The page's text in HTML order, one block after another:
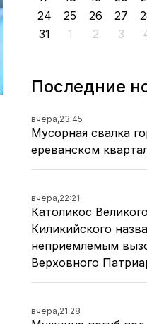
24
25 26 27
31
1 2 3
Последние
вчера,23:45
Мусорная свалка
ереванском
вчера,22:21
Католикос
Киликийского
неприемлемым
Верховного
вчера,21:28